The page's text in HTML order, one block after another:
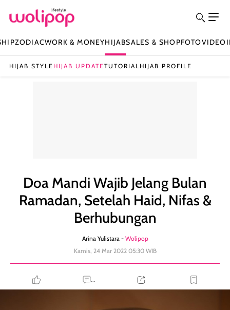
ZODIACWORK & MONEYHIJABSALES & SHOPFOTOVIDEO
HIJAB STYLE HIJAB UPDATETUTORIAL HIJAB PROFILE
Doa Mandi Wajib Jelang Bulan
Ramadan, Setelah Haid, Nifas &
Berhubungan
Arina Yulistara - Wolipop
Kamis, 24 Mar 2022 05:30 WIB
...